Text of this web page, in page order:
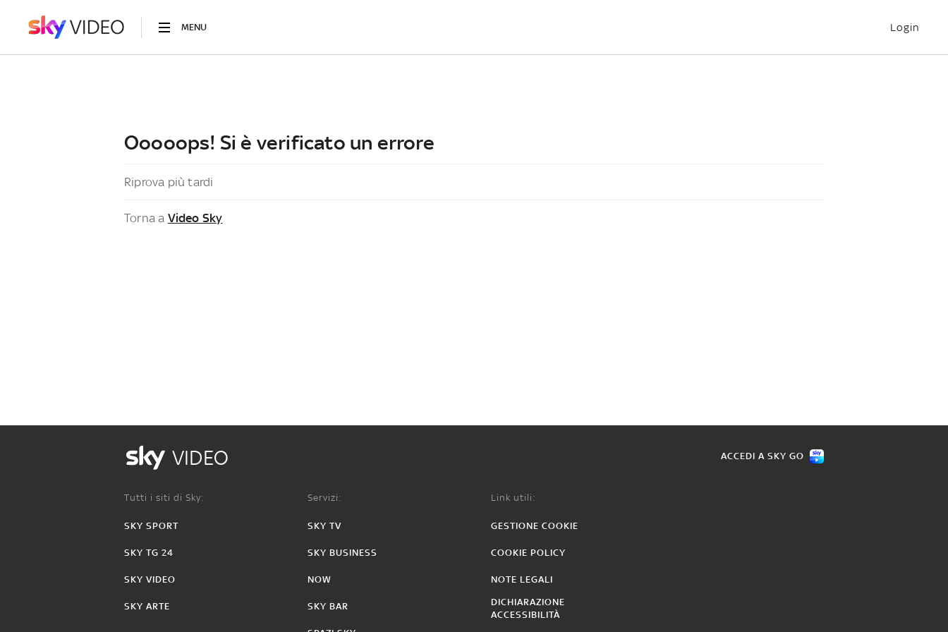
MENU Login
Ooooops! Si è verificato un errore
Riprova più tardi
Torna a Video Sky
VIDEO ACCEDI A SKY GO
Tutti i siti di Sky:
SKY SPORT
SKY TG 24
SKY VIDEO
SKY ARTE
Servizi:
SKY TV
SKY BUSINESS
NOW
SKY BAR
Link utili:
GESTIONE COOKIE
COOKIE POLICY
NOTE LEGALI
DICHIARAZIONE
ACCESSIBILITÀ